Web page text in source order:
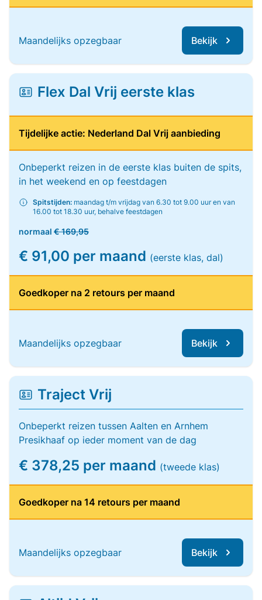
Maandelijks opzegbaar Bekijk
Flex Dal Vrij eerste klas
Tijdelijke actie: Nederland Dal Vrij aanbieding
Onbeperkt reizen in de eerste klas buiten de spits,
in het weekend en op feestdagen
Spitstijden: maandag t/m vrijdag van 6.30 tot 9.00 uur en van
16.00 tot 18.30 uur, behalve feestdagen
normaal € 169,95
€ 91,00 per maand (eerste klas, dal)
Goedkoper na 2 retours per maand
Maandelijks opzegbaar Bekijk
Traject Vrij
Onbeperkt reizen tussen Aalten en Arnhem
Presikhaaf op ieder moment van de dag
€ 378,25 per maand (tweede klas)
Goedkoper na 14 retours per maand
Maandelijks opzegbaar Bekijk